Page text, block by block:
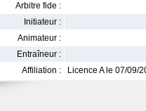
Arbitre fide :
Initiateur :
Animateur :
Entraîneur :
Affiliation :
Licence A le 07/09/